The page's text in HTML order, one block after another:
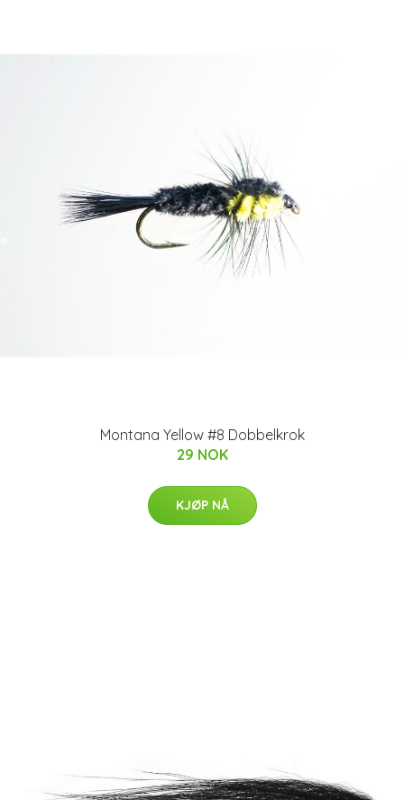
Montana Yellow #8 Dobbelkrok
29 NOK
KJØP NÅ